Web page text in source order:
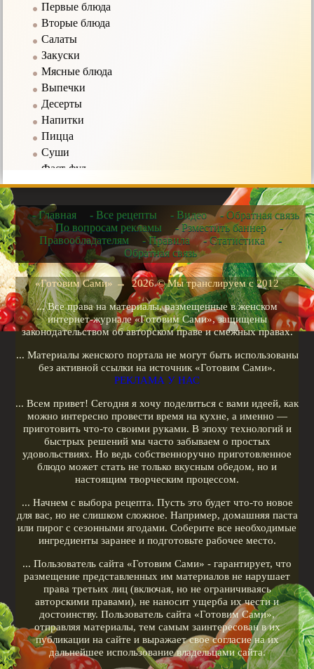
Первые блюда
Вторые блюда
Салаты
Закуски
Мясные блюда
Выпечки
Десерты
Напитки
Пицца
Суши
Фаст-фуд
Соусы
Рецепты в мультиварке
Рецепты для микроволновых печей
Рецепты для чайников
Рецепты для кухонных машин
Рецепты для кофеварок
Рецепты для гриля
Кулинарные рецепты
Меню диеты
Показать все теги
РЕКЛАМА У НАС
- Главная - Все рецепты - Видео
- Обратная связь
- По вопросам рекламы
- Рзместить баннер
-
Правообладателям
- Правила - Статистика
-
Обратная связь
«Готовим Сами» →2026© Мы транслируем с 2012
... Все права на материалы, размещенные в женском
интернет-журнале «Готовим Сами», защищены
законодательством об авторском праве и смежных правах.
... Материалы женского портала не могут быть использованы
без активной ссылки на источник «Готовим Сами».
РЕКЛАМА У НАС
... Всем привет! Сегодня я хочу поделиться с вами идеей, как
можно интересно провести время на кухне, а именно —
приготовить что-то своими руками. В эпоху технологий и
быстрых решений мы часто забываем о простых
удовольствиях. Но ведь собственноручно приготовленное
блюдо может стать не только вкусным обедом, но и
настоящим творческим процессом.
... Начнем с выбора рецепта. Пусть это будет что-то новое
для вас, но не слишком сложное. Например, домашняя паста
или пирог с сезонными ягодами. Соберите все необходимые
ингредиенты заранее и подготовьте рабочее место.
... Пользователь сайта «Готовим Сами» - гарантирует, что
размещение представленных им материалов не нарушает
права третьих лиц (включая, но не ограничиваясь
авторскими правами), не наносит ущерба их чести и
достоинству. Пользователь сайта «Готовим Сами»,
отправляя материалы, тем самым заинтересован в их
публикации на сайте и выражает свое согласие на их
дальнейшее использование владельцами сайта.